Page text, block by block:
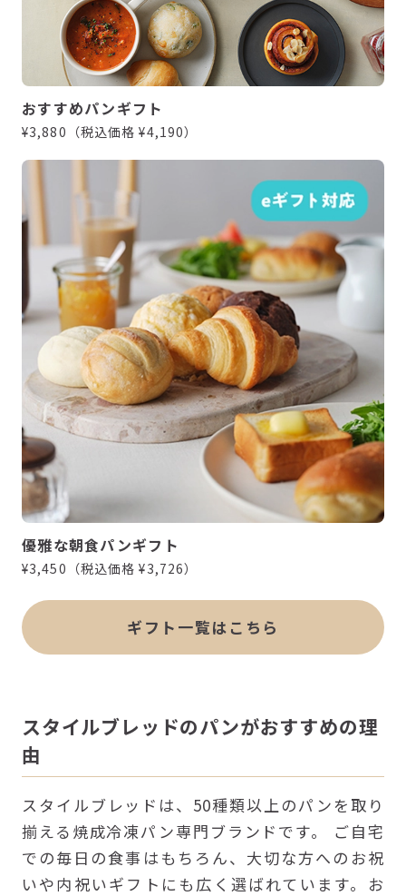
おすすめパンギフト
¥3,880（税込価格 ¥4,190）
優雅な朝食パンギフト
¥3,450（税込価格 ¥3,726）
ギフト一覧はこちら
スタイルブレッドのパンがおすすめの理
由
スタイルブレッドは、50種類以上のパンを取り
揃える焼成冷凍パン専門ブランドです。 ご自宅
での毎日の食事はもちろん、大切な方へのお祝
いや内祝いギフトにも広く選ばれています。お